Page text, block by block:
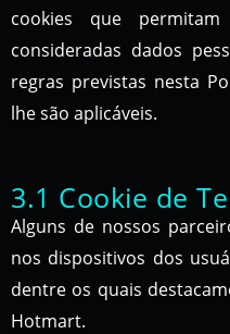
cookies que
consideradas dados
regras previstas nesta
lhe são aplicáveis.
3.1 Cookie de
Alguns de nossos
nos dispositivos dos
dentre os quais
Hotmart.